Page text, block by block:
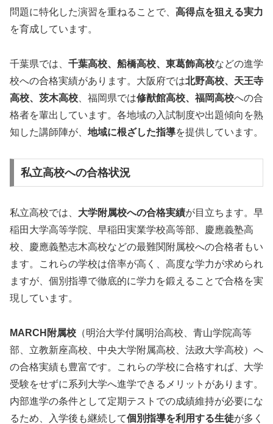
問題に特化した演習を重ねることで、 高得点を狙える実力
を育成しています。
千葉県では、 千葉高校、船橋高校、東葛飾高校などの進学
校への合格実績があります。大阪府では北野高校、天王寺
高校、茨木高校 、福岡県では修猷館高校、福岡高校への合
格者を輩出しています。各地域の入試制度や出題傾向を熟
知した講師陣が、 地域に根ざした指導を提供しています。
私立高校への合格状況
私立高校では、 大学附属校への合格実績が目立ちます。早
稲田大学高等学院、早稲田実業学校高等部、慶應義塾高
校、慶應義塾志木高校などの最難関附属校への合格者もい
ます。これらの学校は倍率が高く、高度な学力が求められ
ますが、個別指導で徹底的に学力を鍛えることで合格を実
現しています。
MARCH附属校 （明治大学付属明治高校、青山学院高等
部、立教新座高校、中央大学附属高校、法政大学高校）へ
の合格実績も豊富です。これらの学校に合格すれば、大学
受験をせずに系列大学へ進学できるメリットがあります。
内部進学の条件として定期テストでの成績維持が必要にな
るため、入学後も継続して個別指導を利用する生徒が多く